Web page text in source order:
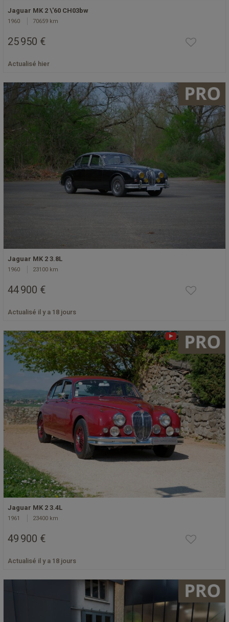
Jaguar MK 2 \'60 CH03bw
1960 70659 km
25 950 €
Actualisé hier
Jaguar MK 2 3.8L
1960 23100 km
44 900 €
Actualisé il y a 18 jours
Jaguar MK 2 3.4L
1961 23400 km
49 900 €
Actualisé il y a 18 jours